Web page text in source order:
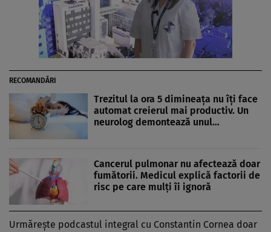
RECOMANDĂRI
Trezitul la ora 5 dimineața nu îți face
automat creierul mai productiv. Un
neurolog demontează unul…
Cancerul pulmonar nu afectează doar
fumătorii. Medicul explică factorii de
risc pe care mulți îi ignoră
Urmărește podcastul integral cu Constantin Cornea doar